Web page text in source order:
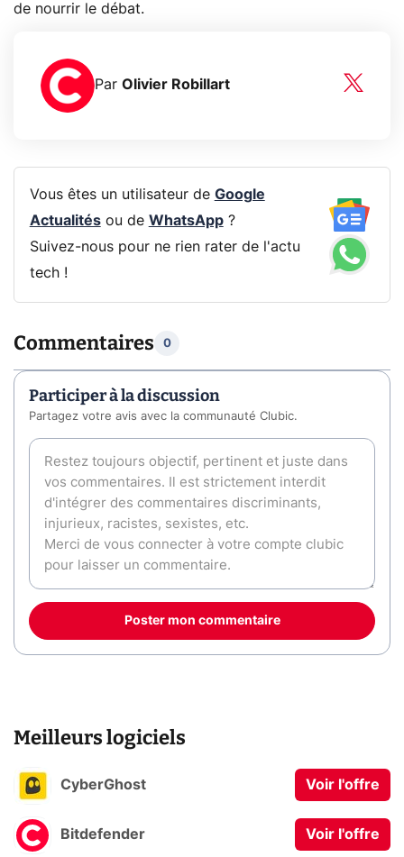
de nourrir le débat.
Par Olivier Robillart
Vous êtes un utilisateur de Google
Actualitésou de WhatsApp?
Suivez-nous pour ne rien rater de l'actu
tech !
Commentaires 0
Participer à la discussion
Partagez votre avis avec la communauté Clubic.
Poster mon commentaire
Meilleurs logiciels
CyberGhost Voir l'offre
Bitdefender Voir l'offre